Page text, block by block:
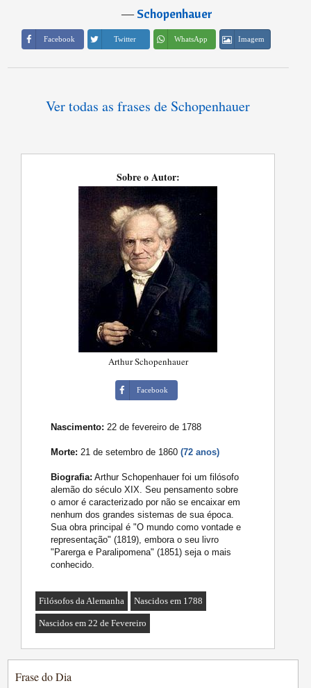
―Schopenhauer
Facebook Twitter WhatsApp Imagem
Ver todas as frases de Schopenhauer
Sobre o Autor:
Arthur Schopenhauer
Facebook
Nascimento: 22 de fevereiro de 1788
Morte: 21 de setembro de 1860(72 anos)
Biografia: Arthur Schopenhauer foi um filósofo
alemão do século XIX. Seu pensamento sobre
o amor é caracterizado por não se encaixar em
nenhum dos grandes sistemas de sua época.
Sua obra principal é "O mundo como vontade e
representação" (1819), embora o seu livro
"Parerga e Paralipomena" (1851) seja o mais
conhecido.
Filósofos da Alemanha Nascidos em 1788
Nascidos em 22 de Fevereiro
Frase do Dia